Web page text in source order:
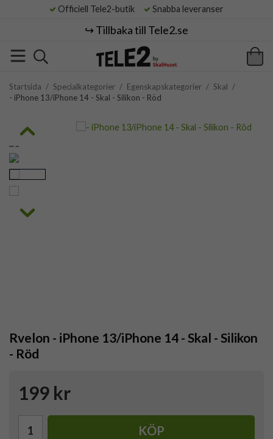
Officiell Tele2-butik Snabba leveranser
↪️ Tillbaka till Tele2.se
Startsida / Specialkategorier / Egenskapskategorier / Skal /
- iPhone 13/iPhone 14 - Skal - Silikon - Röd
Rvelon - iPhone 13/iPhone 14 - Skal - Silikon
- Röd
199 kr
KÖP